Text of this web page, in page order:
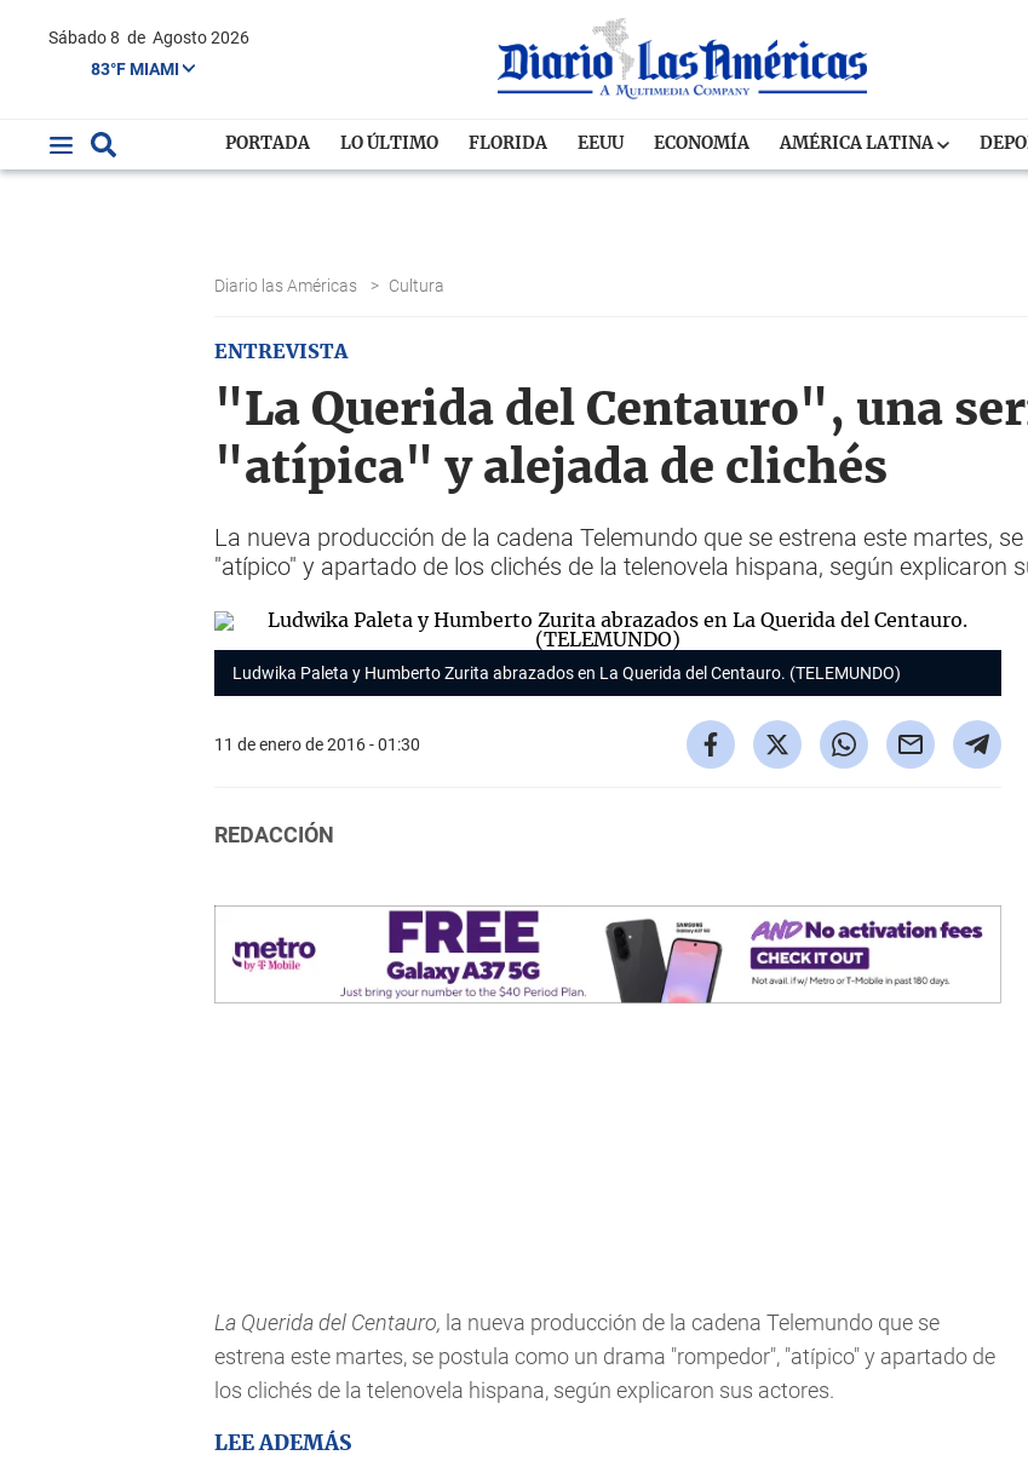
Sábado 8 de Agosto 2026
83°F MIAMI
PORTADA LO ÚLTIMO FLORIDA EEUU ECONOMÍA AMÉRICA LATINA
Diario las Américas > Cultura
ENTREVISTA
"La Querida del Centauro", una
"atípica" y alejada de clichés
La nueva producción de la cadena Telemundo que se estrena este martes,
"atípico" y apartado de los clichés de la telenovela hispana, según explicaron
Ludwika Paleta y Humberto Zurita abrazados en La Querida del Centauro. (TELEMUNDO)
11 de enero de 2016 - 01:30
REDACCIÓN
La Querida del Centauro, la nueva producción de la cadena Telemundo que se
estrena este martes, se postula como un drama "rompedor", "atípico" y apartado de
los clichés de la telenovela hispana, según explicaron sus actores.
LEE ADEMÁS